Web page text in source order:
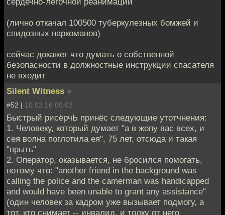
(лично откачал 100500 туберкулезных бомжей и
спидозных наркоманов)
сейчас докажет что думать о собственной
безопасности в должностные инструкции спасателя
не входит
Silent Witness »
#52 | 10.02.16 00:02
Быстрый рисёрчЬ принёс следующие утотчнения:
1. Человеку, который думает "а в жопу вас всех, и
сея волна поглотила ея", 75 лет, отсюда и такая
"прыть"
2. Оператор, оказывается, не бросился помогать,
потому что: "another friend in the background was
calling the police and the camerman was handicapped
and would have been unable to grant any assistance"
(один человек за кадром уже вызывает подмогу, а
тот, кто снимает -- инвалид, и толку от него